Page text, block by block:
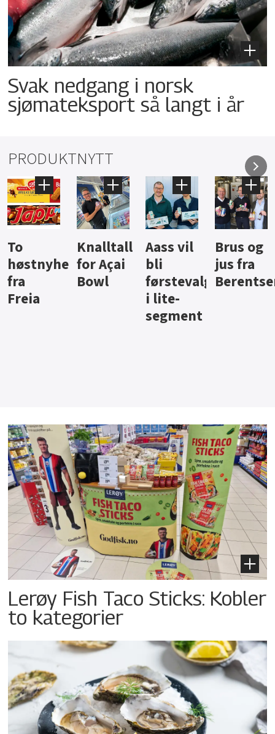
Svak nedgang i norsk
sjømateksport så langt i år
PRODUKTNYTT
Knalltall
for Açai
Bowl
Aass vil
bli
førstevalg
Brus og
jus fra
Berentsen
Hard
iste fra
Hansa
Lerøy Fish Taco Sticks: Kobler
to kategorier